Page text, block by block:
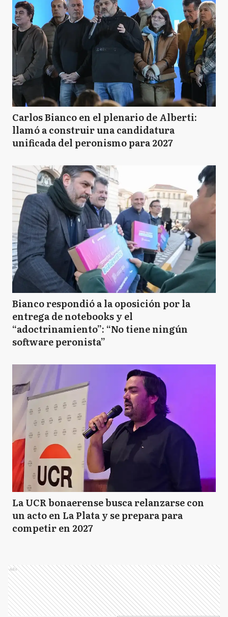
Carlos Bianco en el plenario de Alberti:
llamó a construir una candidatura
unificada del peronismo para 2027
Bianco respondió a la oposición por la
entrega de notebooks y el
“adoctrinamiento”: “No tiene ningún
software peronista”
La UCR bonaerense busca relanzarse con
un acto en La Plata y se prepara para
competir en 2027
Ads